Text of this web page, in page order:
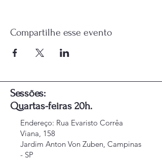
Compartilhe esse evento
Sessões:
Quartas-feiras 20h.
Endereço: Rua Evaristo Corrêa
Viana, 158
Jardim Anton Von Zuben, Campinas
- SP